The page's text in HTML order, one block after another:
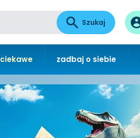
Szukaj
ciekawe zadbaj o siebie